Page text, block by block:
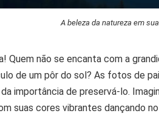
A beleza da natureza em
Quem não se encanta com a
de um pôr do sol? As fotos de
importância de preservá-lo.
suas cores vibrantes dançando